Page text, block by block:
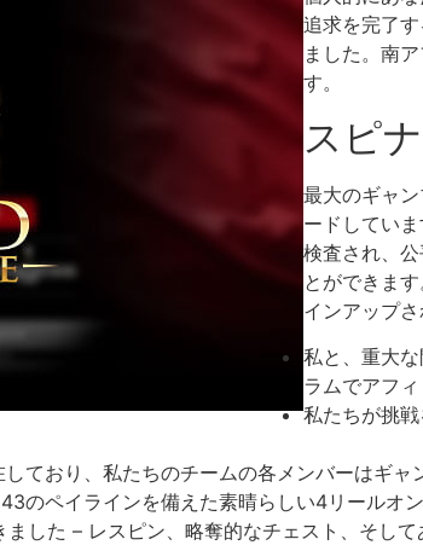
追求を完了
ました。南
す。
スピ
最大のギャ
ードしてい
検査され、
とができま
インアップ
私と、重大
ラムでアフ
私たちが挑
ており、私たちのチームの各メンバーはギャ
のペイラインを備えた素晴らしい4リールオ
した – レスピン、略奪的なチェスト、そし